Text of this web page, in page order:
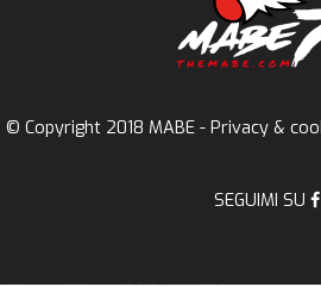
© Copyright 2018 MABE - Privacy &
SEGUIMI SU